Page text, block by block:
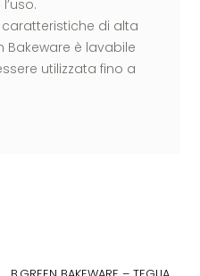
di alta
Bakeware è lavabile
utilizzata fino a